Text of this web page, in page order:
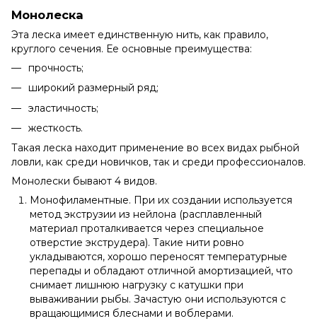
Монолеска
Эта леска имеет единственную нить, как правило,
круглого сечения. Ее основные преимущества:
прочность;
широкий размерный ряд;
эластичность;
жесткость.
Такая леска находит применение во всех видах рыбной
ловли, как среди новичков, так и среди профессионалов.
Монолески бывают 4 видов.
Монофиламентные. При их создании используется
метод экструзии из нейлона (расплавленный
материал проталкивается через специальное
отверстие экструдера). Такие нити ровно
укладываются, хорошо переносят температурные
перепады и обладают отличной амортизацией, что
снимает лишнюю нагрузку с катушки при
вываживании рыбы. Зачастую они используются с
вращающимися блеснами и воблерами.